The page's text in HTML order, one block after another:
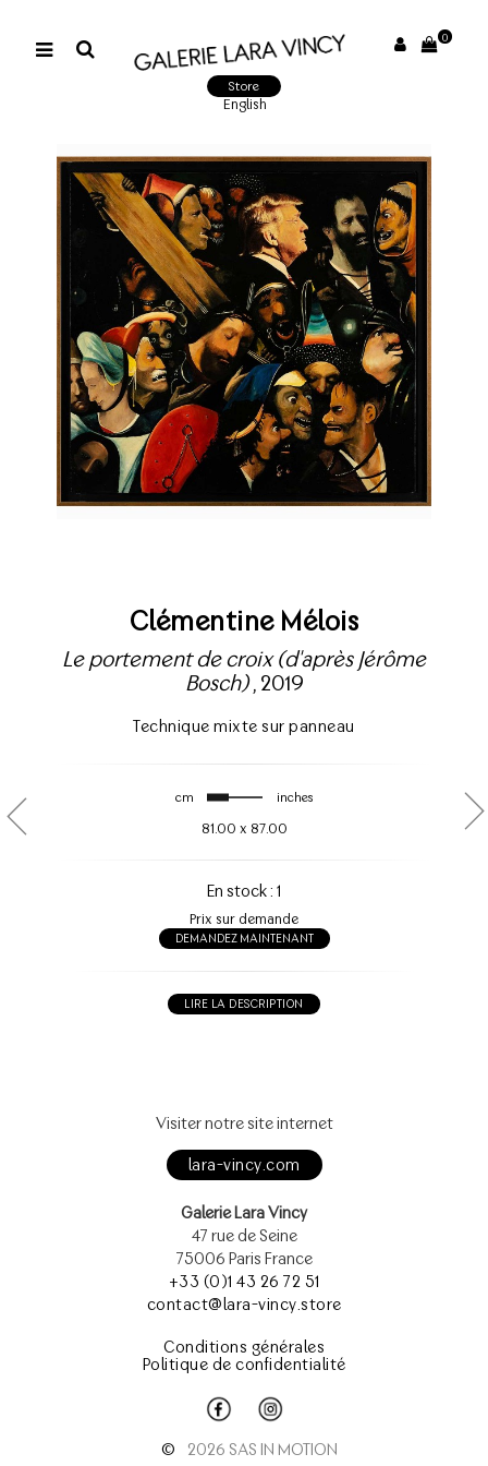
0
Store
English
Clémentine Mélois
Le portement de croix (d'après Jérôme
Bosch), 2019
Technique mixte sur panneau
cm inches
81.00 x 87.00
En stock : 1
Prix sur demande
DEMANDEZ MAINTENANT
LIRE LA DESCRIPTION
Visiter notre site internet
lara-vincy.com
Galerie Lara Vincy
47 rue de Seine
75006 Paris France
+33 (0)1 43 26 72 51
contact@lara-vincy.store
Conditions générales
Politique de confidentialité
© 2026 SAS IN MOTION